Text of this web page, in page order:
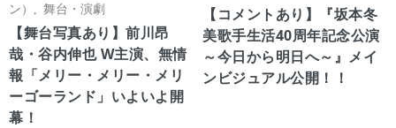
ン）
舞台・演劇
【舞台写真あり】前川昂
哉・谷内伸也 W主演、無情
報「メリー・メリー・メリ
ーゴーランド」いよいよ開
幕！
【コメントあり】『坂本冬
美歌手生活40周年記念公演
～今日から明日へ～』メイ
ンビジュアル公開！！